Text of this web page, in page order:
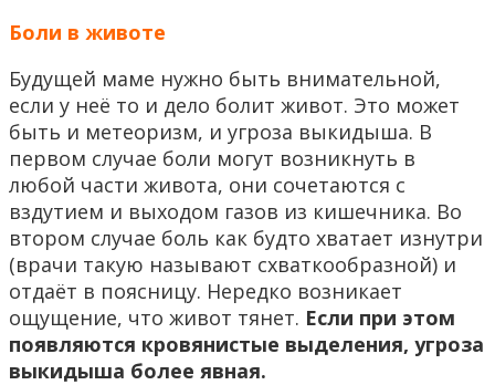
Боли в животе
Будущей маме нужно быть внимательной,
если у неё то и дело болит живот. Это может
быть и метеоризм, и угроза выкидыша. В
первом случае боли могут возникнуть в
любой части живота, они сочетаются с
вздутием и выходом газов из кишечника. Во
втором случае боль как будто хватает изнутри
(врачи такую называют схваткообразной) и
отдаёт в поясницу. Нередко возникает
ощущение, что живот тянет. Если при этом
появляются кровянистые выделения, угроза
выкидыша более явная.